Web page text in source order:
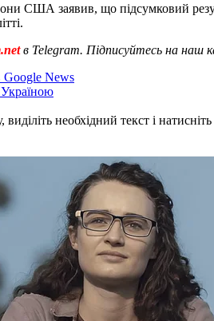
США заявив, що підсумковий
в Telegram. Підписуйтесь на наш
Google News
Україною
необхідний текст і